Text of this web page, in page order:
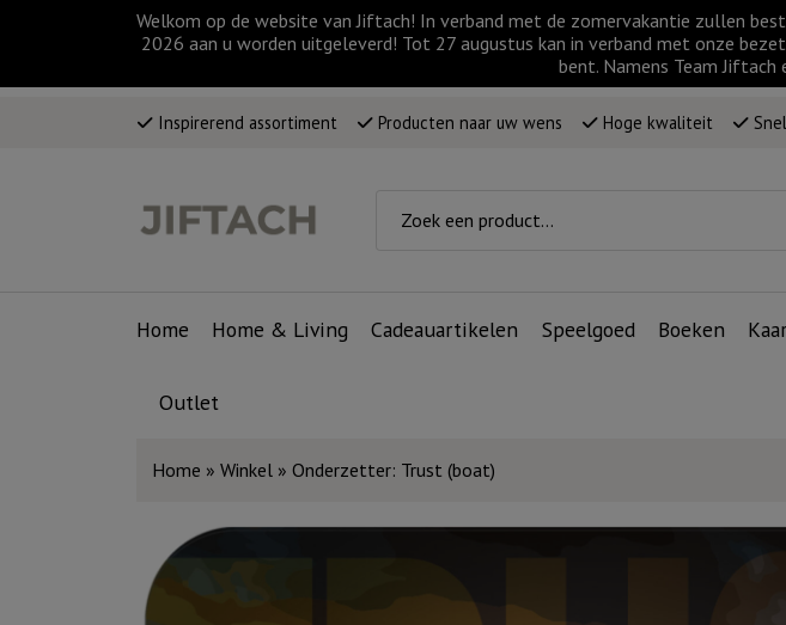
Welkom op de website van Jiftach! In verband met de zomervakantie zullen
2026 aan u worden uitgeleverd! Tot 27 augustus kan in verband met onze
bent. Namens Team
Inspirerend assortiment Producten naar uw wens Hoge kwaliteit
Home Home & Living Cadeauartikelen Speelgoed Boeken
Outlet
Home » Winkel » Onderzetter: Trust (boat)